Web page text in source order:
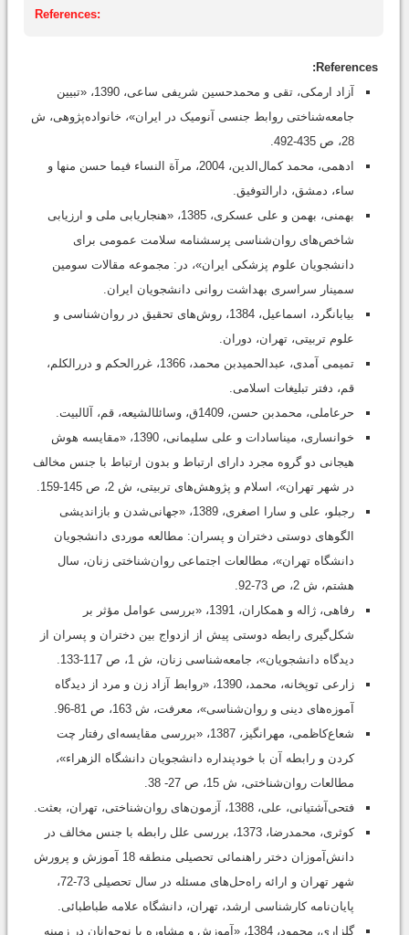
References:
References:
آزاد ارمکی، تقی و محمدحسین شریفی ساعی، 1390، «تبیین
جامعه‌شناختی روابط جنسی آنومیک در ایران»، خانواده‌پژوهی، ش
28، ص 435-492.
ادهمی، محمد کمال‌الدین، 2004، مرآة النساء فیما حسن منها و
ساء، دمشق، دارالتوفیق.
بهمنی، بهمن و علی عسکری، 1385، «هنجاریابی ملی و ارزیابی
شاخص‌های روان‌شناسی پرسشنامه سلامت عمومی برای
دانشجویان علوم پزشکی ایران»، در: مجموعه مقالات سومین
سمینار سراسری بهداشت روانی دانشجویان ایران.
بیابانگرد، اسماعیل، 1384، روش‌های تحقیق در روان‌شناسی و
علوم تربیتی، تهران، دوران.
تمیمی آمدی، عبدالحمید‌بن محمد، 1366، غرر‌الحکم و درر‌الکلم،
قم، دفتر تبلیغات اسلامی.
حر‌عاملی، محمدبن حسن، 1409ق، وسائل‎الشیعه، قم، آل‎البیت.
خوانساری، مینا‌سادات و علی سلیمانی، 1390، «مقایسه هوش
هیجانی دو گروه مجرد دارای ارتباط و بدون ارتباط با جنس مخالف
در شهر تهران»، اسلام و پژوهش‌های تربیتی، ش 2، ص 145-159.
رجبلو، علی و سارا اصغری، 1389، «جهانی‌شدن و بازاندیشی
الگوهای دوستی دختران و پسران: مطالعه موردی دانشجویان
دانشگاه تهران»، مطالعات اجتماعی روان‌شناختی زنان، سال
هشتم، ش 2، ص 73-92.
رفاهی، ژاله و همکاران، 1391، «بررسی عوامل مؤثر بر
شکل‌گیری رابطه دوستی پیش از ازدواج بین دختران و پسران از
دیدگاه دانشجویان»، جامعه‌شناسی زنان، ش 1، ص 117-133.
زارعی توپخانه، محمد، 1390، «روابط آزاد زن و مرد از دیدگاه
آموزه‌های دینی و روان‌شناسی»، معرفت، ش 163، ص 81-96.
شعاع‌کاظمی، مهرانگیز، 1387، «بررسی مقایسه‌ای رفتار چت
کردن و رابطه آن با خودپنداره دانشجویان دانشگاه الزهراء»،
مطالعات روان‌شناختی، ش 15، ص 27- 38.
فتحی‌آشتیانی، علی، 1388، آزمون‌های روان‌شناختی، تهران، بعثت.
کوثری، محمدرضا، 1373، بررسی علل رابطه با جنس مخالف در
دانش‌آموزان دختر راهنمائی تحصیلی منطقه 18 آموزش و پرورش
شهر تهران و ارائه راه‌حل‌های مسئله در سال تحصیلی 73-72،
پایان‌نامه کارشناسی ارشد، تهران،‌ دانشگاه علامه طباطبائی.
گلزاری، محمود، 1384، «آموزش و مشاوره با نوجوانان در زمینه